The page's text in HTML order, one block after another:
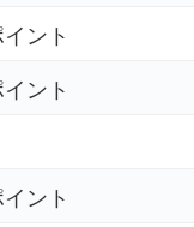
ント
ント
ント